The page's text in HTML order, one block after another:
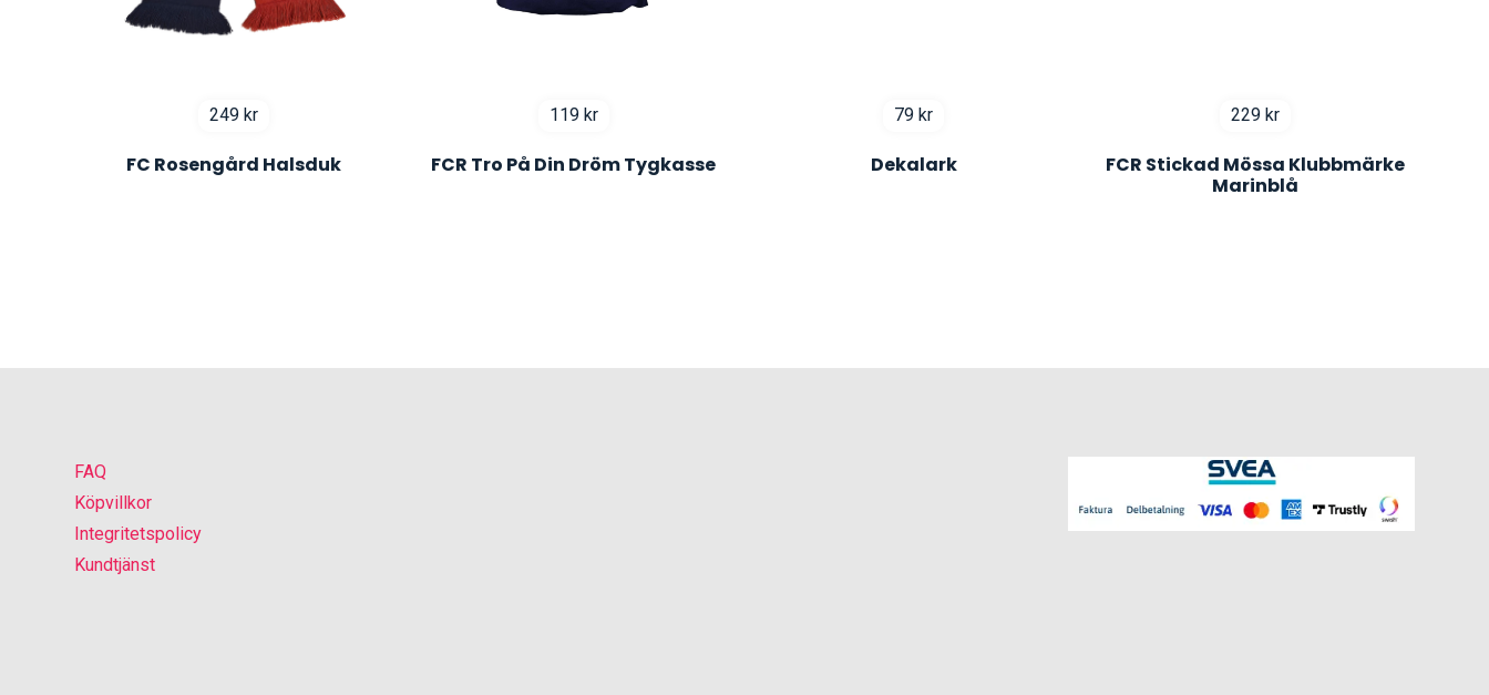
249 kr
FC Rosengård Halsduk
119 kr
FCR Tro På Din Dröm Tygkasse
79 kr
Dekalark
229 kr
FCR Stickad Mössa Klubbmärke
Marinblå
FAQ
Köpvillkor
Integritetspolicy
Kundtjänst